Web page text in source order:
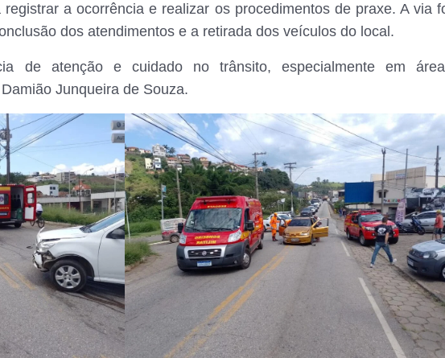
a ocorrência e realizar os procedimentos de praxe. A via
dos atendimentos e a retirada dos veículos do local.
de atenção e cuidado no trânsito, especialmente em
Junqueira de Souza.